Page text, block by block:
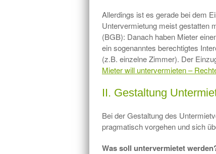
Allerdings ist es gerade bei dem
Untervermietung meist gestatten
(BGB): Danach haben Mieter
ein sogenanntes berechtigtes
(z.B. einzelne Zimmer). Der
Mieter will untervermieten –
II. Gestaltung
Bei der Gestaltung des
pragmatisch vorgehen und sich
Was soll untervermietet